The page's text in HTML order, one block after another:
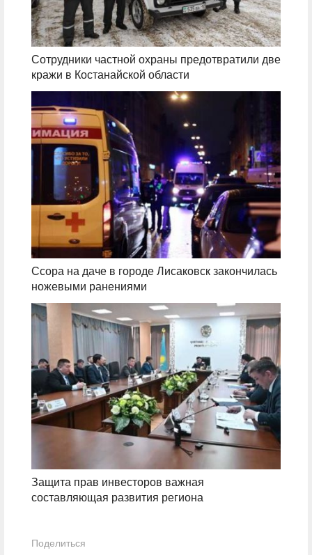
Сотрудники частной охраны предотвратили две
кражи в Костанайской области
Ссора на даче в городе Лисаковск закончилась
ножевыми ранениями
Защита прав инвесторов важная
составляющая развития региона
Поделиться